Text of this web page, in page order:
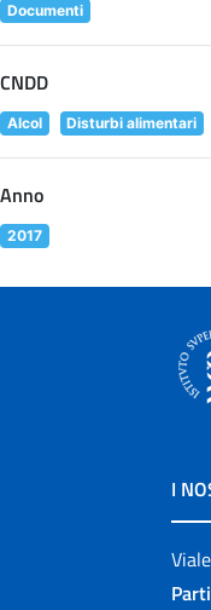
Documenti
CNDD
Alcol Disturbi alimentari
Anno
2017
I